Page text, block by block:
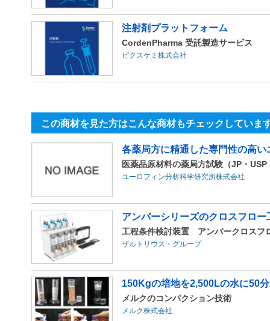
注射剤プラットフォーム
CordenPharma 受託製造サービス
ピクスケミ株式会社
この商材を見た方はこんな商材もチェックしていま
各薬局方に精通した専門性の高
医薬品原材料の薬局方試験（JP・
ユーロフィン分析科学研究所株式会社
アンバーシリーズのクロスフロー
工程条件検討装置 アンバークロス
ザルトリウス・グループ
150Kgの培地を2,500Lの水に50
メルクのコンパクション技術
メルク株式会社